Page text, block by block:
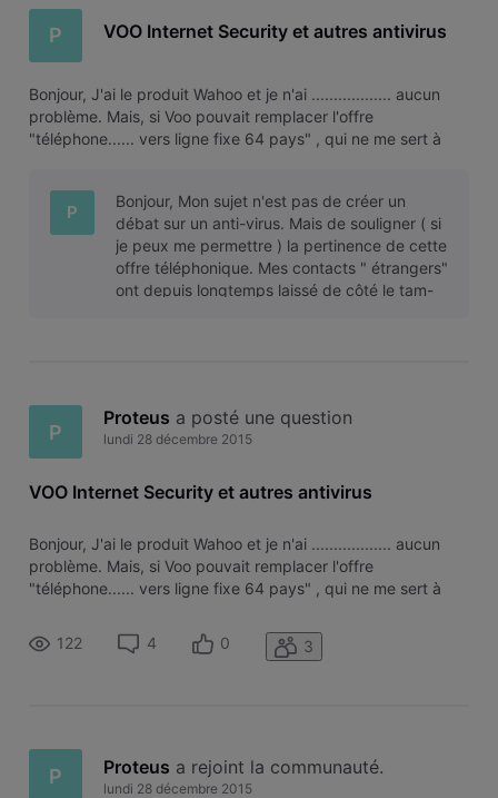
P VOO Internet Security et autres antivirus
Bonjour, J'ai le produit Wahoo et je n'ai .................. aucun
problème. Mais, si Voo pouvait remplacer l'offre
"téléphone...... vers ligne fixe 64 pays" , qui ne me sert à
P
Bonjour, Mon sujet n'est pas de créer un
débat sur un anti-virus. Mais de souligner ( si
je peux me permettre ) la pertinence de cette
offre téléphonique. Mes contacts " étrangers"
ont depuis longtemps laissé de côté le tam-
P
Proteus a posté une question
lundi 28 décembre 2015
VOO Internet Security et autres antivirus
Bonjour, J'ai le produit Wahoo et je n'ai .................. aucun
problème. Mais, si Voo pouvait remplacer l'offre
"téléphone...... vers ligne fixe 64 pays" , qui ne me sert à
Happy new year 2016 à tous.
122 4 0 3
P Proteus a rejoint la communauté.
lundi 28 décembre 2015